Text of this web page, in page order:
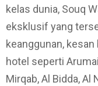
kelas dunia, Souq
eksklusif yang
keanggunan,
hotel seperti
Mirqab, Al Bidda, Al